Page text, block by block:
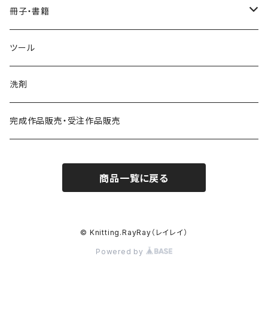
春夏ウェア
春夏小物
棒針編み
春夏ウェア
春夏小物
かぎ針×棒針
アフガン編み
小物
ハマナカ・アイアムオリーブ掲載作品
冊子・書籍
アイアムオリーブ
2025年
2026年
ツール
洗剤
完成作品販売・受注作品販売
商品一覧に戻る
© Knitting.RayRay（レイレイ）
Powered by